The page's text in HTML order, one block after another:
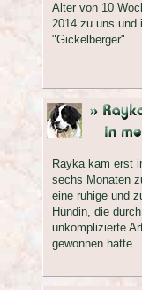
Alter von 10
2014 zu uns und
"Gickelberger".
Rayka kam erst
sechs Monaten
eine ruhige und
Hündin, die
unkomplizierte
gewonnen hatte.